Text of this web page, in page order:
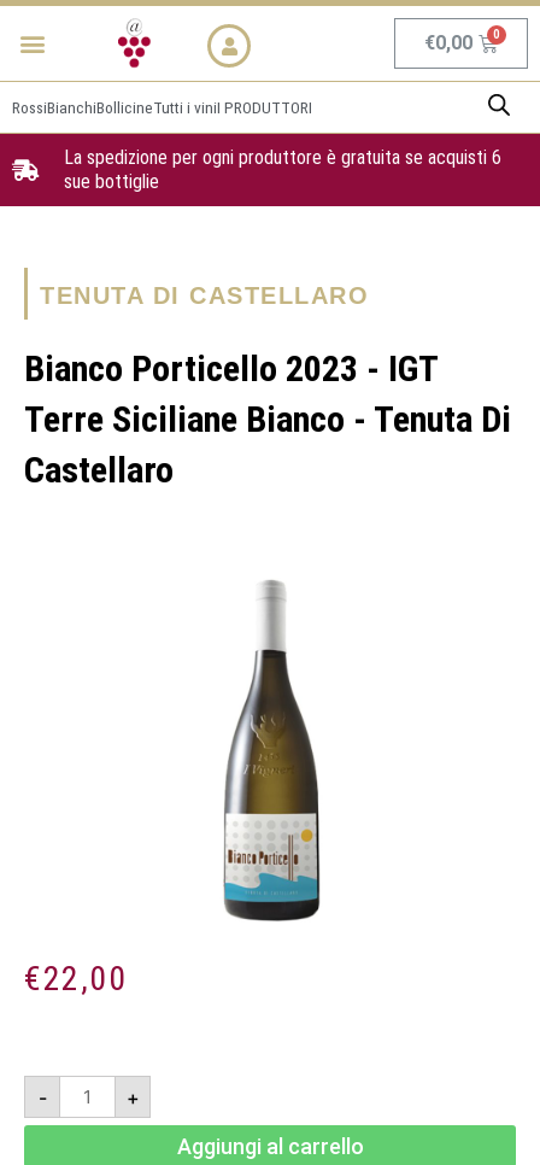
Vai
Menu €0,00
RossiBianchiBollicineTutti i viniI PRODUTTORI
La spedizione per ogni produttore è gratuita se acquisti 6
sue bottiglie
TENUTA DI CASTELLARO
Bianco Porticello 2023 - IGT
Terre Siciliane Bianco - Tenuta Di
Castellaro
€22,00
-
Bianco
Porticello
2023
-
+
Aggiungi al carrello